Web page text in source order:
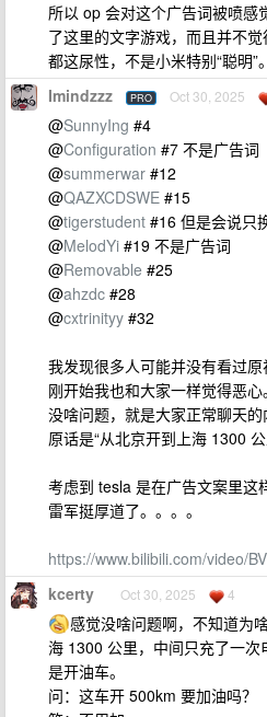
所以 op 会对这个广告词被喷感
了这里的文字游戏，而且并不
都这尿性，不是小米特别“聪明”。
Imindzzz PRO Oct 30, 2025
@SunnyIng #4
@Configuration #7 不是广告词
@summerwar #12
@QAZXCDSWE #15
@tigerstudent #16 但是会说只
@MelodYi #19 不是广告词
@Removable #25
@ahzdc #28
@cxtrinityy #32
我发现很多人可能并没有看过原
刚开始我也和大家一样觉得恶
没啥问题，就是大家正常聊天
原话是“从北京开到上海 1300
考虑到 tesla 是在广告文案里这
雷军挺厚道了。。。。
https://www.bilibili.com/video/
kcerty Oct 30, 2025 4
感觉没啥问题啊，不知道为
海 1300 公里，中间只充了一次
是开油车。
问：这车开 500km 要加油吗？